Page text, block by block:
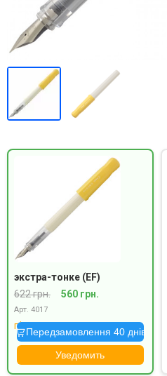
экстра-тонке (EF)
622 грн.
560 грн.
Арт. 4017
під замовлення
Передзамовлення 40 днів
Уведомить